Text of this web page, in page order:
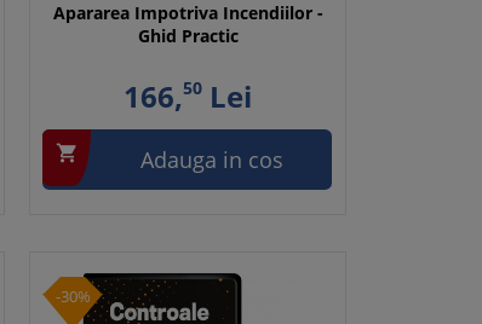
Apararea Impotriva Incendiilor -
Ghid Practic
166,50Lei
 Adauga in cos
-30%